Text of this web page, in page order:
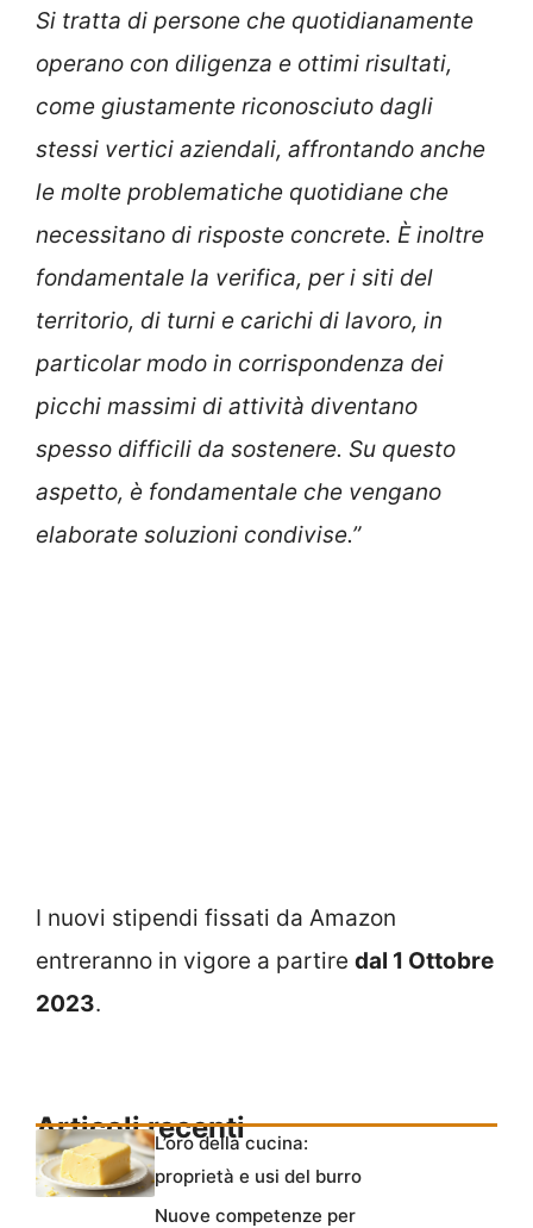
Si tratta di persone che quotidianamente
operano con diligenza e ottimi risultati,
come giustamente riconosciuto dagli
stessi vertici aziendali, affrontando anche
le molte problematiche quotidiane che
necessitano di risposte concrete. È inoltre
fondamentale la verifica, per i siti del
territorio, di turni e carichi di lavoro, in
particolar modo in corrispondenza dei
picchi massimi di attività diventano
spesso difficili da sostenere. Su questo
aspetto, è fondamentale che vengano
elaborate soluzioni condivise.”
I nuovi stipendi fissati da Amazon
entreranno in vigore a partire dal 1 Ottobre
2023.
Articoli recenti
L’oro della cucina:
proprietà e usi del burro
Nuove competenze per